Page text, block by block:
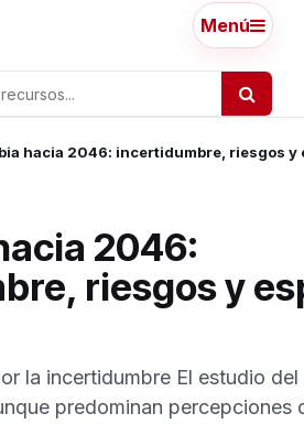
Menú
hacia 2046: incertidumbre, riesgos y
2046:
riesgos y
la incertidumbre El estudio del
predominan percepciones